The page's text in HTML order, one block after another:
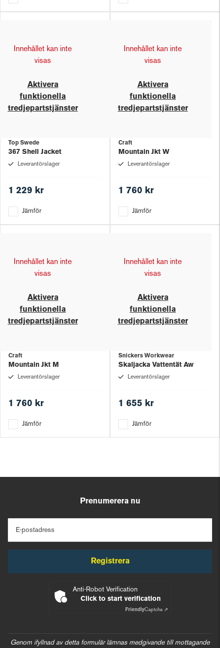
Innehållet kan inte
visas
Aktivera
funktionella
tredjepartstjänster
Top Swede
367 Shell Jacket
Leverantörslager
1 229 kr
Jämför
Innehållet kan inte
visas
Aktivera
funktionella
tredjepartstjänster
Craft
Mountain Jkt W
Leverantörslager
1 760 kr
Jämför
Innehållet kan inte
visas
Aktivera
funktionella
tredjepartstjänster
Craft
Mountain Jkt M
Leverantörslager
1 760 kr
Jämför
Innehållet kan inte
visas
Aktivera
funktionella
tredjepartstjänster
Snickers Workwear
Skaljacka Vattentät Aw
Leverantörslager
1 655 kr
Jämför
Prenumerera nu
E-postadress
Registrera
Anti-Robot Verification
Click to start verification
FriendlyCaptcha ⇗
Genom ifyllnad av detta formulär lämnas medgivande till mottagande